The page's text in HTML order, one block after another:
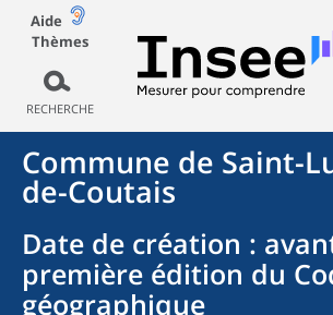
Aide
Thèmes
RECHERCHE
Commune de Saint-
de-Coutais
Date de création :
première édition du
géographique